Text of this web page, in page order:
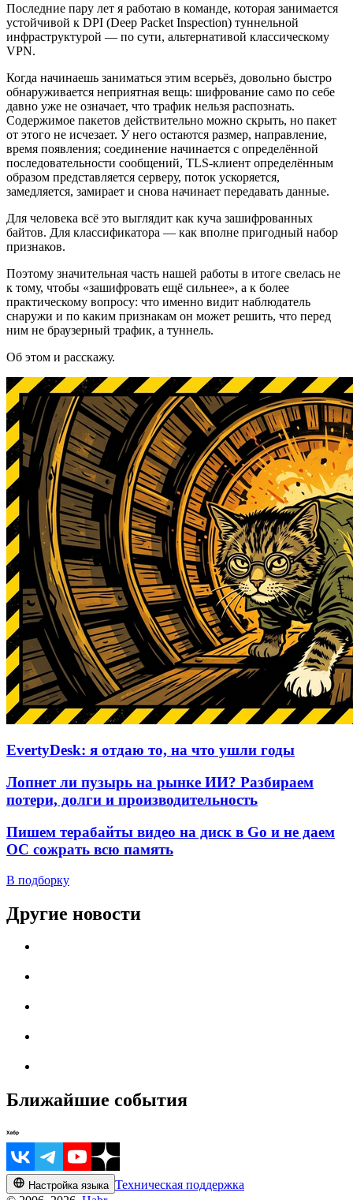
Последние пару лет я работаю в команде, которая занимается
устойчивой к DPI (Deep Packet Inspection) туннельной
инфраструктурой — по сути, альтернативой классическому
VPN.
Когда начинаешь заниматься этим всерьёз, довольно быстро
обнаруживается неприятная вещь: шифрование само по себе
давно уже не означает, что трафик нельзя распознать.
Содержимое пакетов действительно можно скрыть, но пакет
от этого не исчезает. У него остаются размер, направление,
время появления; соединение начинается с определённой
последовательности сообщений, TLS-клиент определённым
образом представляется серверу, поток ускоряется,
замедляется, замирает и снова начинает передавать данные.
Для человека всё это выглядит как куча зашифрованных
байтов. Для классификатора — как вполне пригодный набор
признаков.
Поэтому значительная часть нашей работы в итоге свелась не
к тому, чтобы «зашифровать ещё сильнее», а к более
практическому вопросу: что именно видит наблюдатель
снаружи и по каким признакам он может решить, что перед
ним не браузерный трафик, а туннель.
Об этом и расскажу.
EvertyDesk: я отдаю то, на что ушли годы
Лопнет ли пузырь на рынке ИИ? Разбираем
потери, долги и производительность
Пишем терабайты видео на диск в Go и не даем
ОС сожрать всю память
В подборку
Другие новости
Ближайшие события
Настройка языка Техническая поддержка